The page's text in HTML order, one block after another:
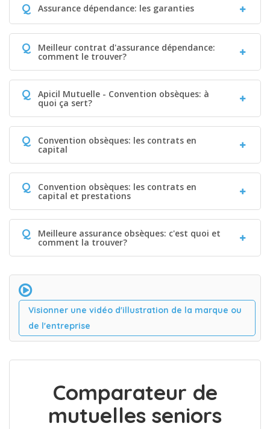
Q Assurance dépendance: les garanties
Q Meilleur contrat d'assurance dépendance:
comment le trouver?
Q Apicil Mutuelle - Convention obsèques: à
quoi ça sert?
Q Convention obsèques: les contrats en
capital
Q Convention obsèques: les contrats en
capital et prestations
Q Meilleure assurance obsèques: c'est quoi et
comment la trouver?
Visionner une vidéo d'illustration de la marque ou
de l'entreprise
Comparateur de
mutuelles seniors